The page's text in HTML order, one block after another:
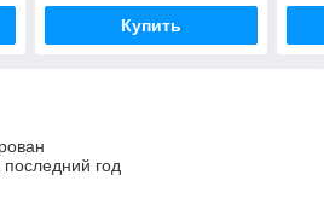
Купить
год